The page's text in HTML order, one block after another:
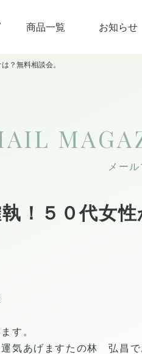
商品一覧 お知らせ
？無料相談会。
メー
！５０代女
す。
気あげますたの林 弘昌で